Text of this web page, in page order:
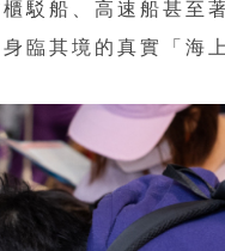
駁船、高速船甚至
臨其境的真實「海